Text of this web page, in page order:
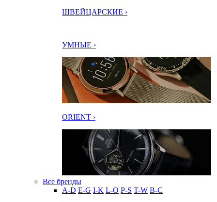
ШВЕЙЦАРСКИЕ ›
УМНЫЕ ›
ORIENT ›
Все бренды
A-D E-G I-K L-O P-S T-W В-С